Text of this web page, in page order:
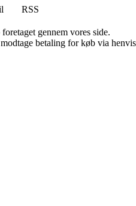
RSS
gennem vores side.
betaling for køb via